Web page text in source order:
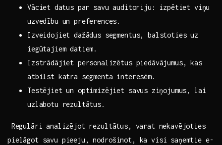
Vāciet⁣ datus par savu auditoriju: izpētiet viņu
uzvedību un preferences.
Izveidojiet dažādus segmentus,‌ balstoties uz
iegūtajiem datiem.
Izstrādājiet personalizētus piedāvājumus, kas
atbilst katra segmenta interesēm.
Testējiet un optimizējiet savus⁣ ziņojumus, lai
uzlabotu rezultātus.
‍⁤ Regulāri analizējot rezultātus, varat nekavējoties
pielāgot savu pieeju, nodrošinot, ka visi saņemtie e-